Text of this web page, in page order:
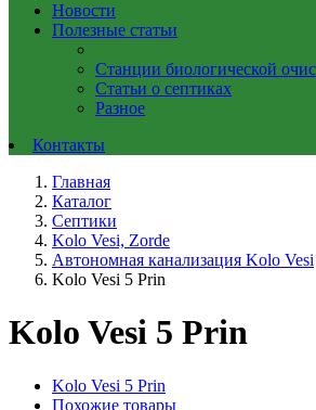
Новости
Полезные статьи
Станции биологической
Статьи о септиках
Разное
Контакты
Главная
Каталог
Септики
Kolo Vesi, Zorde
Автономная канализация Kolo Vesi
Kolo Vesi 5 Prin
Kolo Vesi 5 Prin
Kolo Vesi 5 Prin
Похожие товары